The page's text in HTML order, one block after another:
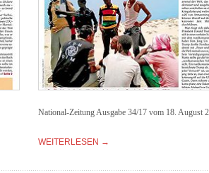
National-Zeitung Ausgabe 34/17 vom 18. August
WEITERLESEN →